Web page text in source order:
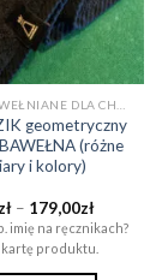
produktu
geometryczny
(różne
i kolory)
– 179,00złZakres
cen:
od
69,00zł
do
imię na ręcznikach?
produktu.